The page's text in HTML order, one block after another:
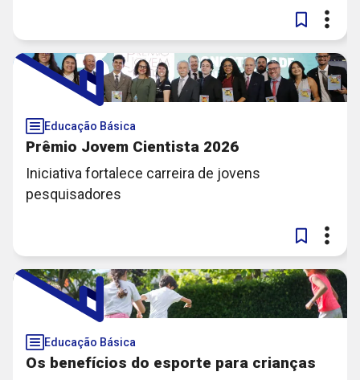
Educação Básica
Prêmio Jovem Cientista 2026
Iniciativa fortalece carreira de jovens
pesquisadores
Educação Básica
Os benefícios do esporte para crianças